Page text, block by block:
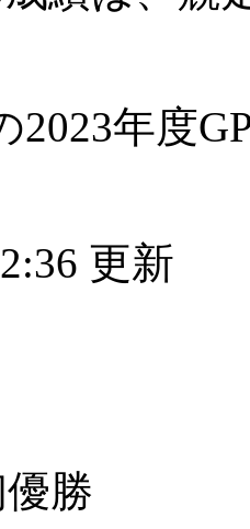
年度
更新
勝